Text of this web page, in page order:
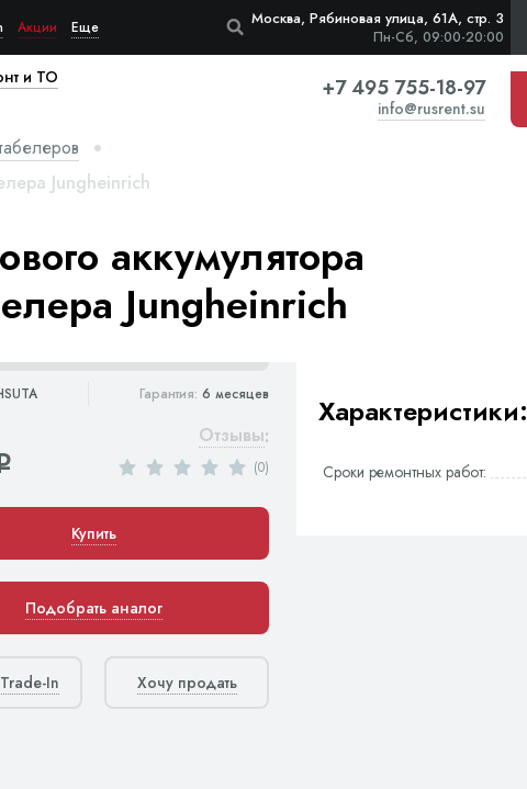
Акции Еще Москва, Рябиновая улица, 61А, стр. 3
Пн-Сб, 09:00-20:00
и ТО +7 495 755-18-97
info@rusrent.su
Jungheinrich
аккумулятора
Jungheinrich
Гарантия: 6 месяцев
Отзывы:
(0)
Купить
Подобрать аналог
In Хочу продать
Характеристики:
Сроки ремонтных работ: